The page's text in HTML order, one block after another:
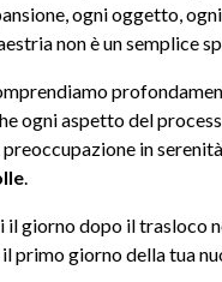
ogni oggetto,
non è un semplice
ogni aspetto del
in
.
giorno dopo il trasloco
primo giorno della tua